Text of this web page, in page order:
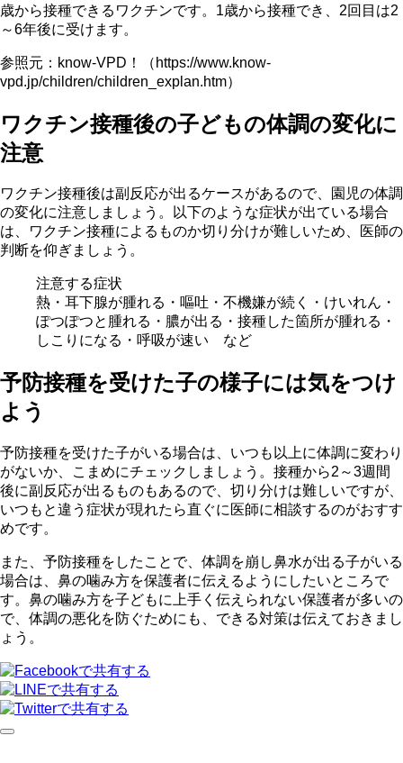
歳から接種できるワクチンです。1歳から接種でき、2回目は2
～6年後に受けます。
参照元：know-VPD！（https://www.know-
vpd.jp/children/children_explan.htm）
ワクチン接種後の子どもの体調の変化に
注意
ワクチン接種後は副反応が出るケースがあるので、園児の体調
の変化に注意しましょう。以下のような症状が出ている場合
は、ワクチン接種によるものか切り分けが難しいため、医師の
判断を仰ぎましょう。
注意する症状
熱・耳下腺が腫れる・嘔吐・不機嫌が続く・けいれん・
ぽつぽつと腫れる・膿が出る・接種した箇所が腫れる・
しこりになる・呼吸が速い など
予防接種を受けた子の様子には気をつけ
よう
予防接種を受けた子がいる場合は、いつも以上に体調に変わり
がないか、こまめにチェックしましょう。接種から2～3週間
後に副反応が出るものもあるので、切り分けは難しいですが、
いつもと違う症状が現れたら直ぐに医師に相談するのがおすす
めです。
また、予防接種をしたことで、体調を崩し鼻水が出る子がいる
場合は、鼻の噛み方を保護者に伝えるようにしたいところで
す。鼻の噛み方を子どもに上手く伝えられない保護者が多いの
で、体調の悪化を防ぐためにも、できる対策は伝えておきまし
ょう。